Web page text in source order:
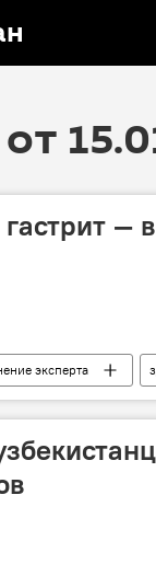
—
эксперта